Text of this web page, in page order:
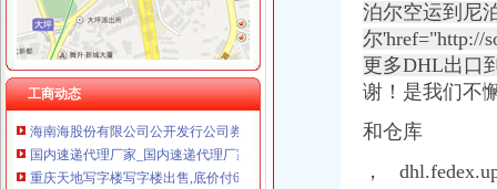
工商动态
第45页装货货代公司装货货运代理公司黄页装货货代企业查询-
海haiyao品牌代理招商-招商加盟-globrand（全球品牌网）
【重庆北京天地顺聘货运代理公司】网点,地址,电话,营业时间-大
比利时PP保险杠进口清关代理公司|如何操作_云同盟
海南海股份有限公司公开发行公司券募集説明书
国内速递代理厂家_国内速递代理厂家/公司-阿里巴巴公司黄页
重庆天地写字楼写字楼出售,底价付6万（企业天地进出口食品超市
重庆物流服务公司_物流服务厂_生产厂家企业公司
泊尔空运到尼
尔'href="http://
更多DHL出口
谢！是我们不
和仓库
，